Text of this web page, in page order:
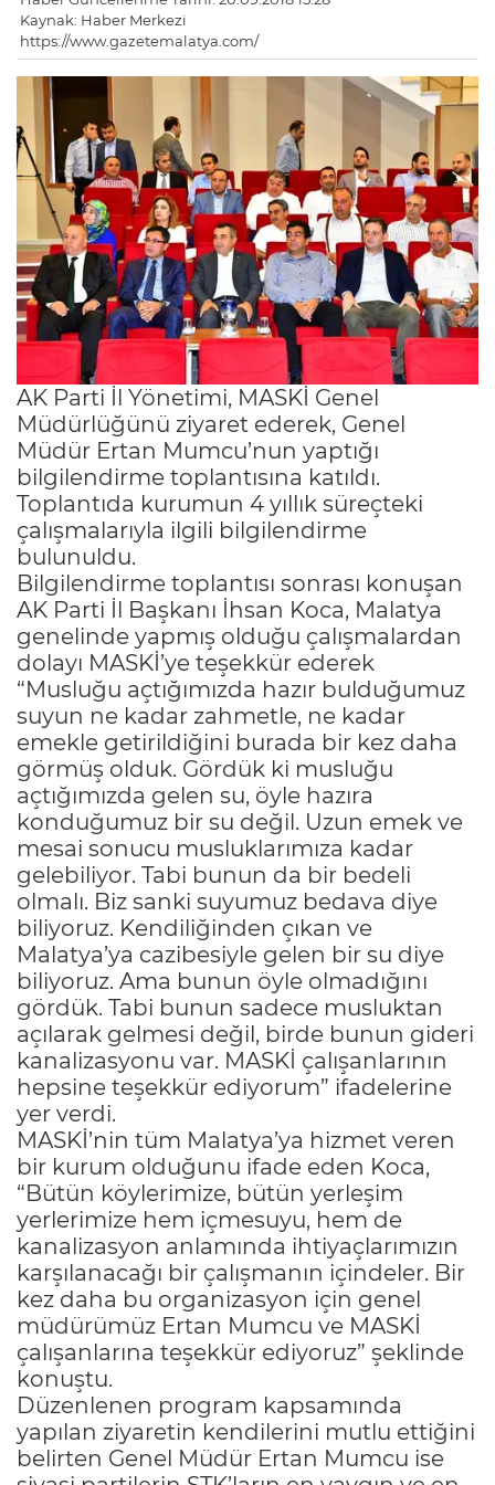
Kaynak: Haber Merkezi
https://www.gazetemalatya.com/
AK Parti İl Yönetimi, MASKİ Genel
Müdürlüğünü ziyaret ederek, Genel
Müdür Ertan Mumcu’nun yaptığı
bilgilendirme toplantısına katıldı.
Toplantıda kurumun 4 yıllık süreçteki
çalışmalarıyla ilgili bilgilendirme
bulunuldu.
Bilgilendirme toplantısı sonrası konuşan
AK Parti İl Başkanı İhsan Koca, Malatya
genelinde yapmış olduğu çalışmalardan
dolayı MASKİ’ye teşekkür ederek
“Musluğu açtığımızda hazır bulduğumuz
suyun ne kadar zahmetle, ne kadar
emekle getirildiğini burada bir kez daha
görmüş olduk. Gördük ki musluğu
açtığımızda gelen su, öyle hazıra
konduğumuz bir su değil. Uzun emek ve
mesai sonucu musluklarımıza kadar
gelebiliyor. Tabi bunun da bir bedeli
olmalı. Biz sanki suyumuz bedava diye
biliyoruz. Kendiliğinden çıkan ve
Malatya’ya cazibesiyle gelen bir su diye
biliyoruz. Ama bunun öyle olmadığını
gördük. Tabi bunun sadece musluktan
açılarak gelmesi değil, birde bunun gideri
kanalizasyonu var. MASKİ çalışanlarının
hepsine teşekkür ediyorum” ifadelerine
yer verdi.
MASKİ’nin tüm Malatya’ya hizmet veren
bir kurum olduğunu ifade eden Koca,
“Bütün köylerimize, bütün yerleşim
yerlerimize hem içmesuyu, hem de
kanalizasyon anlamında ihtiyaçlarımızın
karşılanacağı bir çalışmanın içindeler. Bir
kez daha bu organizasyon için genel
müdürümüz Ertan Mumcu ve MASKİ
çalışanlarına teşekkür ediyoruz” şeklinde
konuştu.
Düzenlenen program kapsamında
yapılan ziyaretin kendilerini mutlu ettiğini
belirten Genel Müdür Ertan Mumcu ise